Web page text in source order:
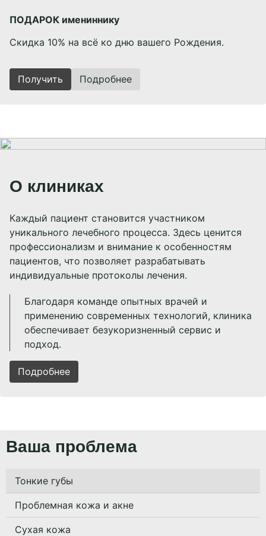
ПОДАРОК имениннику
Скидка 10% на всё ко дню вашего Рождения.
Получить Подробнее
О клиниках
Каждый пациент становится участником
уникального лечебного процесса. Здесь ценится
профессионализм и внимание к особенностям
пациентов, что позволяет разрабатывать
индивидуальные протоколы лечения.
Благодаря команде опытных врачей и
применению современных технологий, клиника
обеспечивает безукоризненный сервис и
подход.
Подробнее
Ваша проблема
Тонкие губы
Проблемная кожа и акне
Сухая кожа